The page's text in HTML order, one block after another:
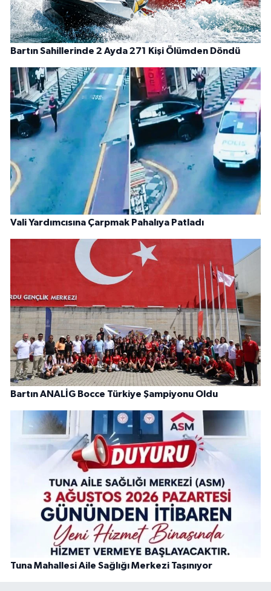
Bartın Sahillerinde 2 Ayda 271 Kişi Ölümden Döndü
Vali Yardımcısına Çarpmak Pahalıya Patladı
Bartın ANALİG Bocce Türkiye Şampiyonu Oldu
Tuna Mahallesi Aile Sağlığı Merkezi Taşınıyor